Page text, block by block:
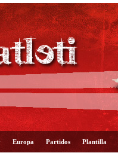
Europa Partidos Plantilla